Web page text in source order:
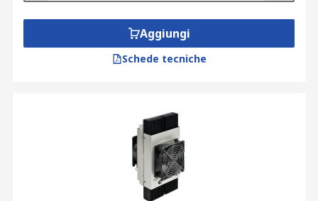
Aggiungi
Schede tecniche